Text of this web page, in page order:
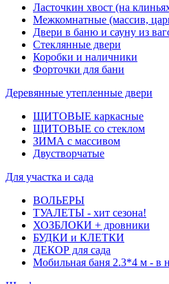
Ласточкин хвост (на
Межкомнатные (массив,
Двери в баню и сауну из
Стеклянные двери
Коробки и наличники
Форточки для бани
Деревянные утепленные двери
ЩИТОВЫЕ каркасные
ЩИТОВЫЕ со стеклом
ЗИМА с массивом
Двустворчатые
Для участка и сада
ВОЛЬЕРЫ
ТУАЛЕТЫ - хит сезона!
ХОЗБЛОКИ + дровники
БУДКИ и КЛЕТКИ
ДЕКОР для сада
Мобильная баня 2.3*4 м - в